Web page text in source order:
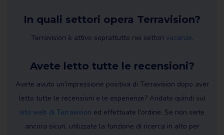
In quali settori opera Terravision?
Terravision è attivo soprattutto nei settori vacanze.
Avete letto tutte le recensioni?
Avete avuto un'impressione positiva di Terravision dopo aver
letto tutte le recensioni e le esperienze? Andate quindi sul
sito web di Terravision ed effettuate l'ordine. Se non siete
ancora sicuri, utilizzate la funzione di ricerca in alto per